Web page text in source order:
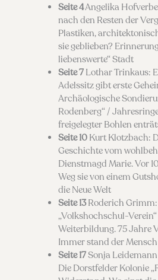
Seite 4Angelika
nach den Resten der
Plastiken,
sie geblieben?
liebenswerte“ Stadt
Seite 7Lothar Trinkaus:
Adelssitz gibt erste
Archäologische
Rodenberg“ /
freigelegter Bohlen
Seite 10Kurt Klotzbach:
Geschichte vom
Dienstmagd Marie. Vor
Weg sie von einem
die Neue Welt
Seite 13Roderich
„Volkshochschul-
Weiterbildung. 75 Jahre
Immer stand der
Seite 17Sonja
Die Dorstfelder Kolonie